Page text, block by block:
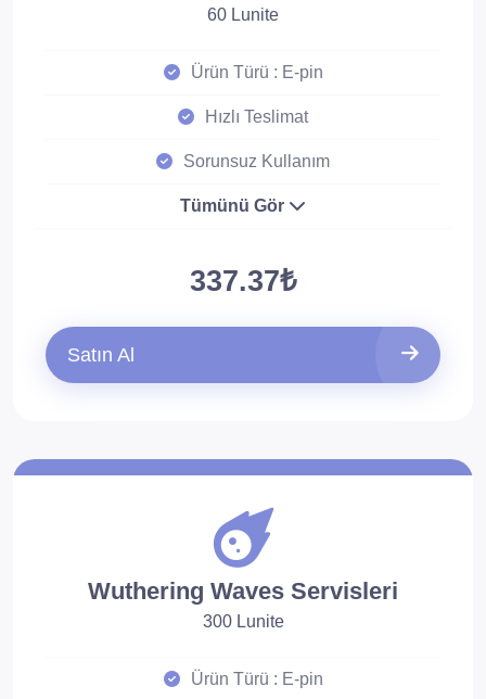
60 Lunite
Ürün Türü : E-pin
Hızlı Teslimat
Sorunsuz Kullanım
Tümünü Gör
337.37₺
Satın Al
Wuthering Waves Servisleri
300 Lunite
Ürün Türü : E-pin